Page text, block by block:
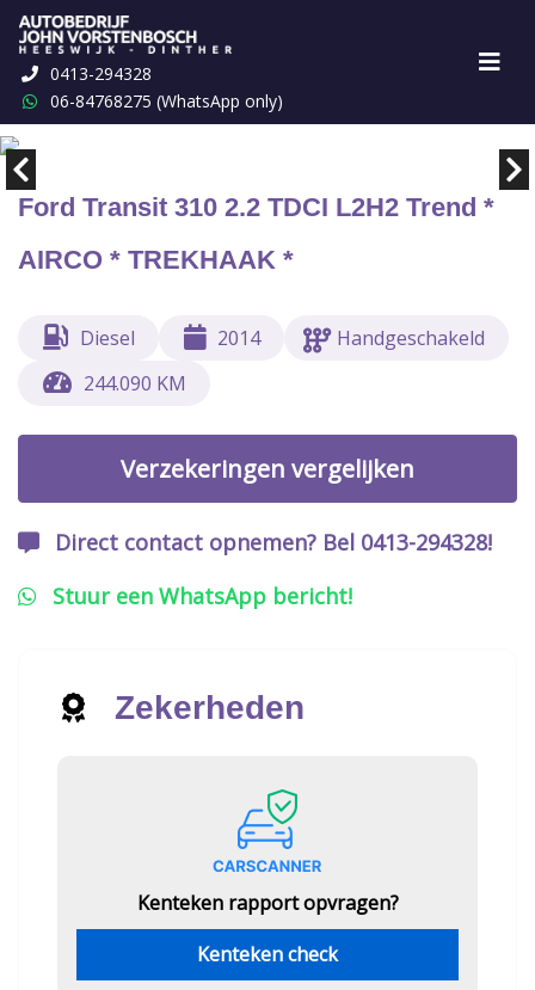
0413-294328
06-84768275 (WhatsApp only)
Ford Transit 310 2.2 TDCI L2H2 Trend *
AIRCO * TREKHAAK *
Diesel 2014
Handgeschakeld
244.090 KM
Verzekeringen vergelijken
Direct contact opnemen? Bel 0413-294328!
Stuur een WhatsApp bericht!
Zekerheden
Kenteken rapport opvragen?
Kenteken check